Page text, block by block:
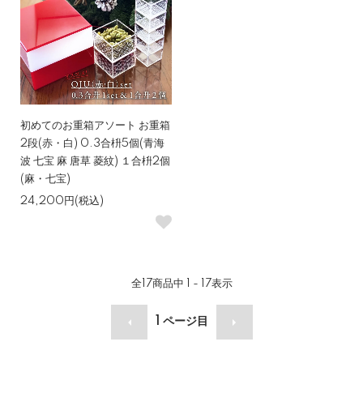
初めてのお重箱アソート お重箱
2段(赤・白) 0.3合枡5個(青海
波 七宝 麻 唐草 菱紋) １合枡2個
(麻・七宝)
24,200円(税込)
全17商品中 1 - 17表示
ページ目